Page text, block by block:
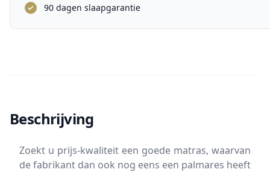
90 dagen slaapgarantie
Beschrijving
Zoekt u prijs-kwaliteit een goede matras, waarvan
de fabrikant dan ook nog eens een palmares heeft